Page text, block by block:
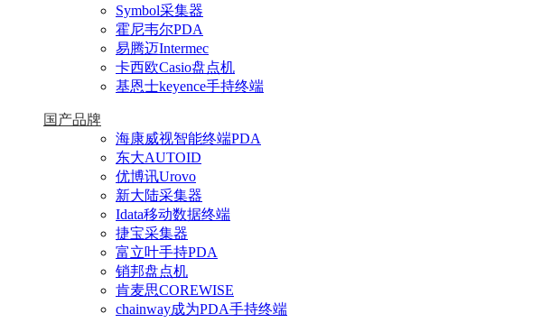
Symbol采集器
霍尼韦尔PDA
易腾迈Intermec
卡西欧Casio盘点机
基恩士keyence手持终端
国产品牌
海康威视智能终端PDA
东大AUTOID
优博讯Urovo
新大陆采集器
Idata移动数据终端
捷宝采集器
富立叶手持PDA
销邦盘点机
肯麦思COREWISE
chainway成为PDA手持终端